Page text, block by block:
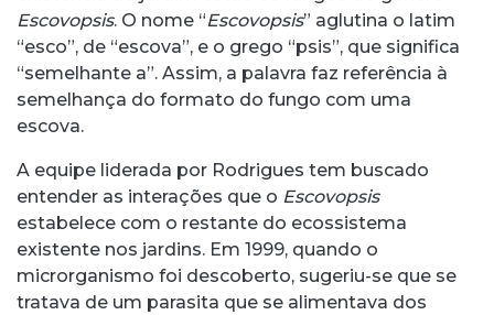
Escovopsis. O nome “Escovopsis” aglutina o latim
“esco”, de “escova”, e o grego “psis”, que significa
“semelhante a”. Assim, a palavra faz referência à
semelhança do formato do fungo com uma
escova.
A equipe liderada por Rodrigues tem buscado
entender as interações que o Escovopsis
estabelece com o restante do ecossistema
existente nos jardins. Em 1999, quando o
microrganismo foi descoberto, sugeriu-se que se
tratava de um parasita que se alimentava dos